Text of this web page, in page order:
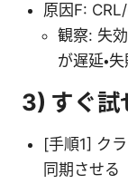
原因F:
観察: 失
が遅延・
3) すぐ試
[手順1] ク
同期させる